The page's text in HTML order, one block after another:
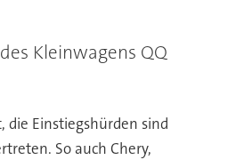
Kleinwagens QQ
Einstiegshürden sind
So auch Chery,